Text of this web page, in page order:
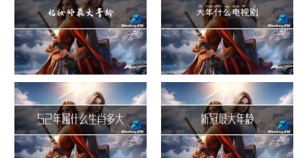
化妆师最大年龄 大年什么电视剧